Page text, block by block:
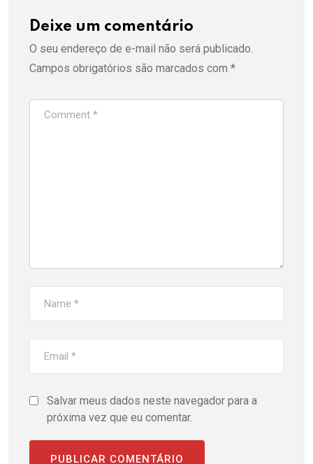
Deixe um comentário
O seu endereço de e-mail não será publicado.
Campos obrigatórios são marcados com *
Salvar meus dados neste navegador para a
próxima vez que eu comentar.